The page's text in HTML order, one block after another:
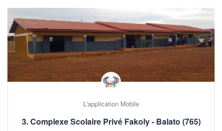
L'application Mobile
3. Complexe Scolaire Privé Fakoly - Balato (765)